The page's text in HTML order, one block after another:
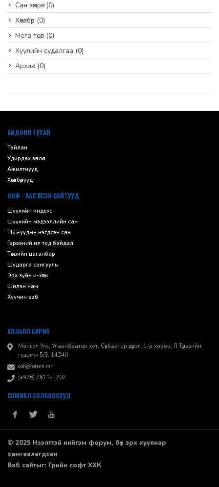
Сан хөмрөг(0)
Хөтөлбөр (0)
Мега төсөл (0)
Хуулийн судалгаа (0)
Архив (0)
БИДНИЙ ТУХАЙ
Тайлан
Удирдах зөвлөл
Ажилтнууд
Хөтөлбөрүүд
ННФ - ААС ҮҮССЭН САЙТУУД
Шүүхийн индекс
Шүүхийн мэдээллийн сан
ТББ-уудын нэгдсэн сан
Гэрээний ил тод байдал
Төсвийн цагалбар
Шударга сонгууль
Эрх зүйн и-хөтөч
Шилэн нам
Хуучин вэб
ХОЛБОО БАРИХ
Монгол Улс, Улаанбаатар хот, Сүхбаатар дүүрэг, 1-р хороо, ​Л.Түдэвийн
гудамж 5/3, 14240
osf@forum.mn
(+976) 7611-3207
СОШИАЛ ХОЛБООСУУД
© 2025 Нээлттэй нийгэм форум, бүх эрх хуулиар
хамгаалагдсан
Вэб сайтыг: Грийн софт ХХК